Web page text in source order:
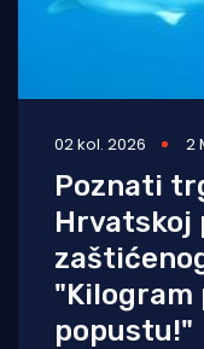
02 kol. 2026 2
Poznati
Hrvatskoj
"Kilogram
popustu!"